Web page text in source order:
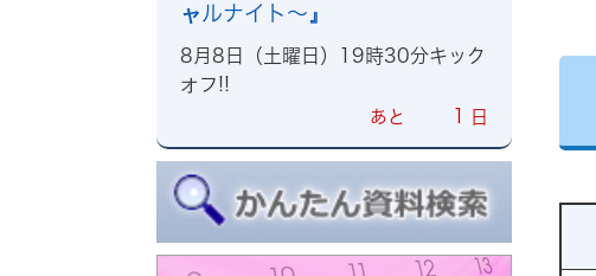
ャルナイト～』
8月8日（土曜日）19時30分キック
オフ!!
あと 1 日